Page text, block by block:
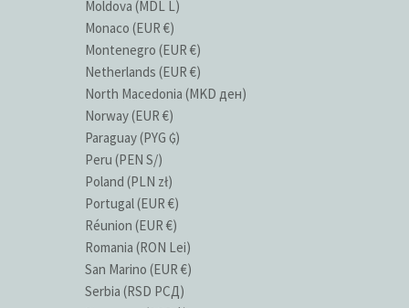
Moldova (MDL L)
Monaco (EUR €)
Montenegro (EUR €)
Netherlands (EUR €)
North Macedonia (MKD ден)
Norway (EUR €)
Paraguay (PYG ₲)
Peru (PEN S/)
Poland (PLN zł)
Portugal (EUR €)
Réunion (EUR €)
Romania (RON Lei)
San Marino (EUR €)
Serbia (RSD РСД)